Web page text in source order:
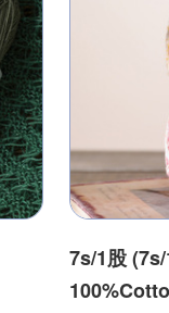
7s/1股